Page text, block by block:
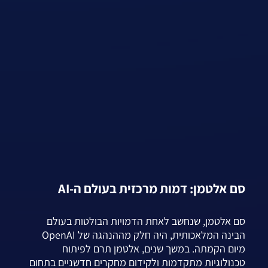
סם אלטמן: דמות מרכזית בעולם ה-AI
סם אלטמן, שנחשב לאחת הדמויות הבולטות בעולם
הבינה המלאכותית, היה חלק מההנהגה של OpenAI
מיום הקמתה. במשך שנים, אלטמן תרם לפיתוח
טכנולוגיות מתקדמות ולקידום מחקרים חדשניים בתחום